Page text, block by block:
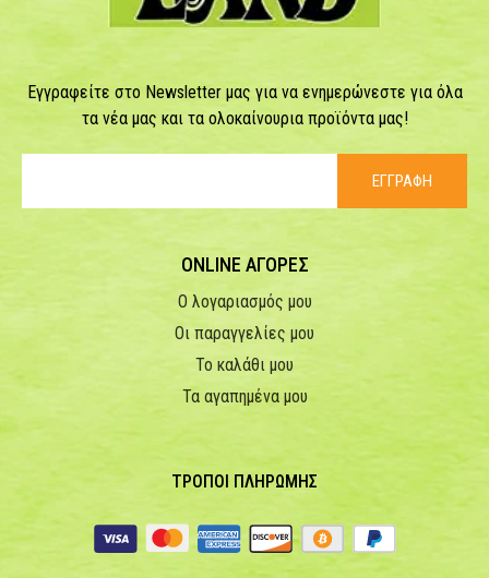
Εγγραφείτε στο Newsletter μας για να ενημερώνεστε για όλα
τα νέα μας και τα ολοκαίνουρια προϊόντα μας!
ΕΓΓΡΑΦΗ
ONLINE ΑΓΟΡΕΣ
Ο λογαριασμός μου
Οι παραγγελίες μου
Το καλάθι μου
Τα αγαπημένα μου
ΤΡΟΠΟΙ ΠΛΗΡΩΜΗΣ